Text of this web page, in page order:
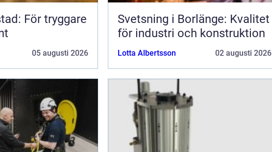
För tryggare
05 augusti 2026
Svetsning i Borlänge: Kvalitet
för industri och konstruktion
Lotta Albertsson 02 augusti 2026